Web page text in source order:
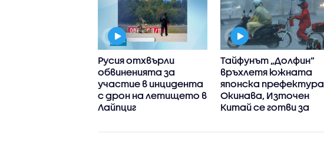
Русия отхвърли
обвиненията за
участие в инцидента
с дрон на летището в
Лайпциг
Тайфунът „Долфин”
връхлетя южната
японска префектура
Окинава, Източен
Китай се готви за